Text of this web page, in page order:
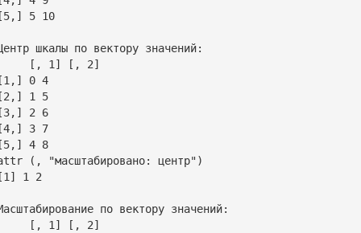
5 10
шкалы по вектору значений:
[, 1] [, 2]
0 4
1 5
2 6
3 7
4 8
(, "масштабировано: центр")
1 2
по вектору значений:
[, 1] [, 2]